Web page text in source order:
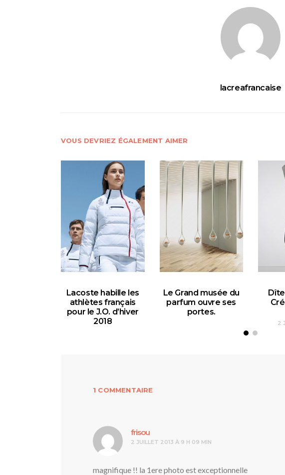
lacreafrancaise
VOUS DEVRIEZ ÉGALEMENT AIMER
Lacoste habille les
athlètes français
pour le J.O. d’hiver
2018
Le Grand musée du
parfum ouvre ses
portes.
2
1 COMMENTAIRE
frisou
2 JUILLET 2013 À 9 H 09 MIN
magnifique !! la 1ere photo est exceptionnelle